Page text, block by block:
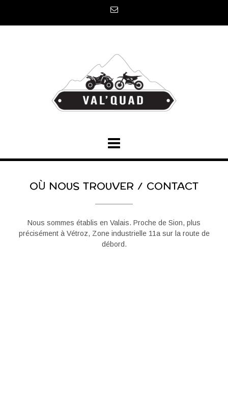
content
OÙ NOUS TROUVER / CONTACT
Nous sommes établis en Valais. Proche de Sion, plus
précisément à Vétroz, Zone industrielle 11a sur la route de
débord.